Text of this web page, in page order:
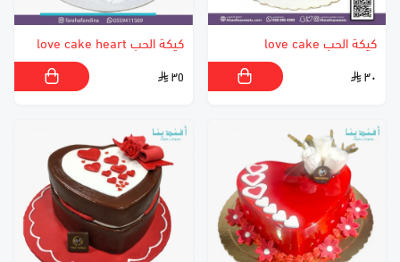
كيكة الحب love cake
٣٠
كيكة الحب love cake heart
٣٥